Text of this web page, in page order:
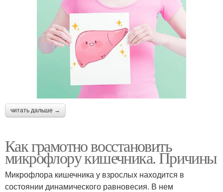
читать дальше →
Как грамотно восстановить
микрофлору кишечника. Причины
Микрофлора кишечника у взрослых находится в
состоянии динамического равновесия. В нем